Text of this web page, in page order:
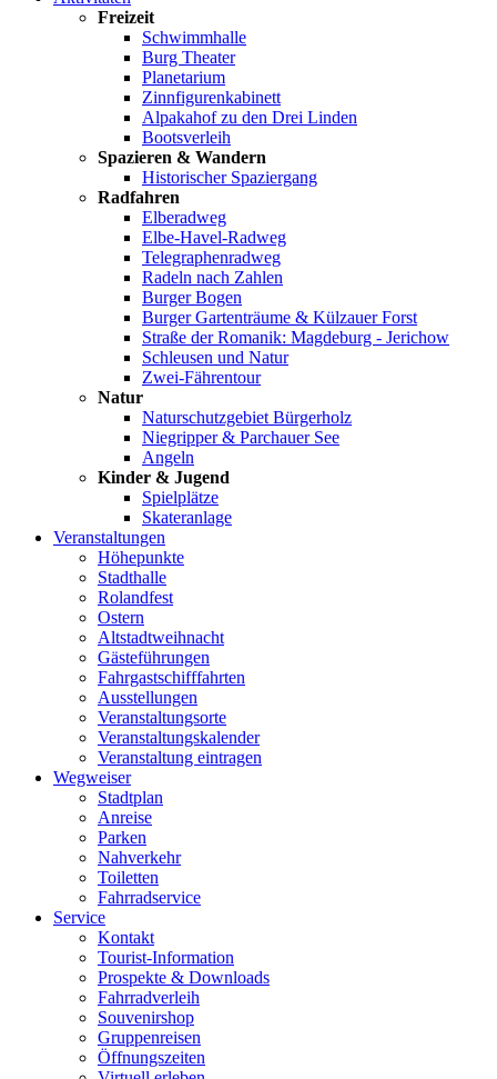
Freizeit
Schwimmhalle
Burg Theater
Planetarium
Zinnfigurenkabinett
Alpakahof zu den Drei Linden
Bootsverleih
Spazieren & Wandern
Historischer Spaziergang
Radfahren
Elberadweg
Elbe-Havel-Radweg
Telegraphenradweg
Radeln nach Zahlen
Burger Bogen
Burger Gartenträume & Külzauer Forst
Straße der Romanik: Magdeburg - Jerichow
Schleusen und Natur
Zwei-Fährentour
Natur
Naturschutzgebiet Bürgerholz
Niegripper & Parchauer See
Angeln
Kinder & Jugend
Spielplätze
Skateranlage
Veranstaltungen
Höhepunkte
Stadthalle
Rolandfest
Ostern
Altstadtweihnacht
Gästeführungen
Fahrgastschifffahrten
Ausstellungen
Veranstaltungsorte
Veranstaltungskalender
Veranstaltung eintragen
Wegweiser
Stadtplan
Anreise
Parken
Nahverkehr
Toiletten
Fahrradservice
Service
Kontakt
Tourist-Information
Prospekte & Downloads
Fahrradverleih
Souvenirshop
Gruppenreisen
Öffnungszeiten